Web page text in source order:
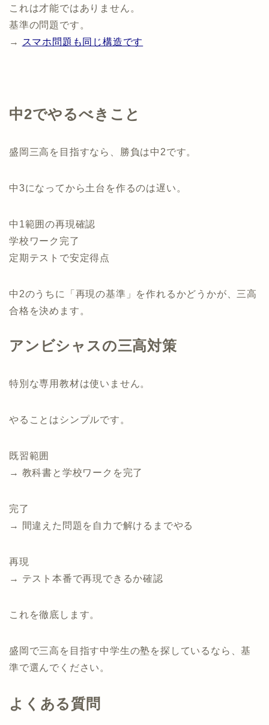
これは才能ではありません。
基準の問題です。
→
スマホ問題も同じ構造です
中2でやるべきこと
盛岡三高を目指すなら、勝負は中2です。
中3になってから土台を作るのは遅い。
中1範囲の再現確認
学校ワーク完了
定期テストで安定得点
中2のうちに「再現の基準」を作れるかどうかが、三高
合格を決めます。
アンビシャスの三高対策
特別な専用教材は使いません。
やることはシンプルです。
既習範囲
→ 教科書と学校ワークを完了
完了
→ 間違えた問題を自力で解けるまでやる
再現
→ テスト本番で再現できるか確認
これを徹底します。
盛岡で三高を目指す中学生の塾を探しているなら、基
準で選んでください。
よくある質問